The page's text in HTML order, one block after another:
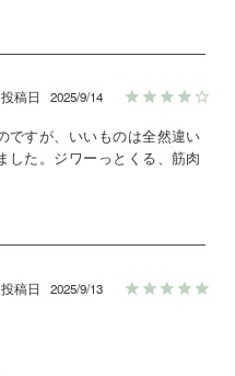
投稿日 2025/9/14
ですが、いいものは全然違い
した。ジワーっとくる、筋肉
投稿日 2025/9/13